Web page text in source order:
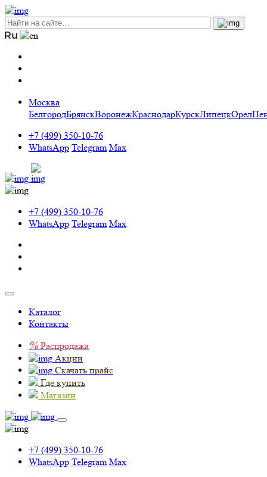
Москва
БелгородБрянскВоронежКраснодарКурскЛипецкОрел
+7 (499) 350-10-76
WhatsApp Telegram Max
+7 (499) 350-10-76
WhatsApp Telegram Max
Каталог
Контакты
% Распродажа
Акции
Скачать прайс
Где купить
Магазин
+7 (499) 350-10-76
WhatsApp Telegram Max